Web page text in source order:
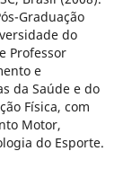
Graduação
do
Professor
e
da Saúde e do
Física, com
Motor,
do Esporte.